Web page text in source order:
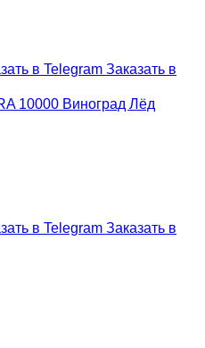
Заказать в
Заказать в